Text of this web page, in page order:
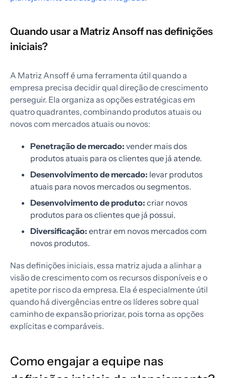
Quando usar a Matriz Ansoff nas definições
iniciais?
A Matriz Ansoff é uma ferramenta útil quando a
empresa precisa decidir qual direção de crescimento
perseguir. Ela organiza as opções estratégicas em
quatro quadrantes, combinando produtos atuais ou
novos com mercados atuais ou novos:
Penetração de mercado: vender mais dos
produtos atuais para os clientes que já atende.
Desenvolvimento de mercado: levar produtos
atuais para novos mercados ou segmentos.
Desenvolvimento de produto: criar novos
produtos para os clientes que já possui.
Diversificação: entrar em novos mercados com
novos produtos.
Nas definições iniciais, essa matriz ajuda a alinhar a
visão de crescimento com os recursos disponíveis e o
apetite por risco da empresa. Ela é especialmente útil
quando há divergências entre os líderes sobre qual
caminho de expansão priorizar, pois torna as opções
explícitas e comparáveis.
Como engajar a equipe nas